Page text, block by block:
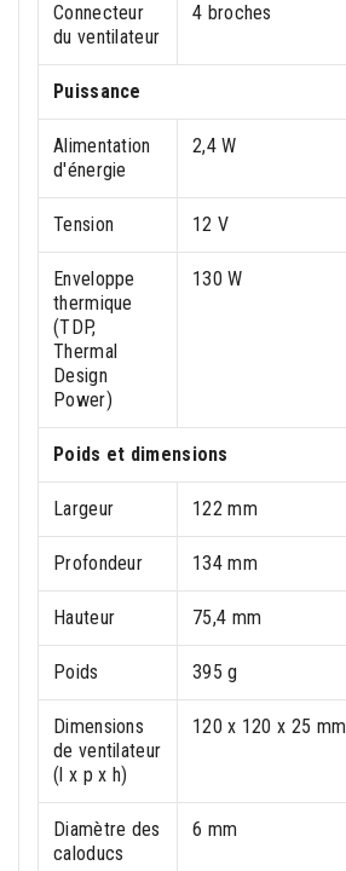
Connecteur
du ventilateur
4 broches
Puissance
Alimentation
d'énergie
2,4 W
Tension 12 V
Enveloppe
thermique
(TDP,
Thermal
Design
Power)
130 W
Poids et dimensions
Largeur 122 mm
Profondeur 134 mm
Hauteur 75,4 mm
Poids 395 g
Dimensions
de ventilateur
(l x p x h)
120 x 120 x 25 mm
Diamètre des
caloducs
6 mm